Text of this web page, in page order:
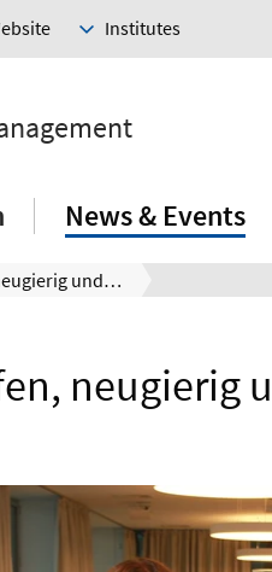
Institutes
News & Events
„Seid offen, neugierig und geht auf andere zu.“
neugierig